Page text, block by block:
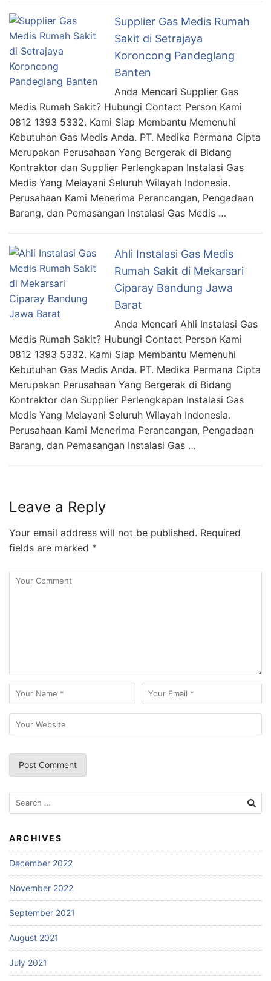
Supplier Gas Medis Rumah
Sakit di Setrajaya
Koroncong Pandeglang
Banten
Anda Mencari Supplier Gas
Medis Rumah Sakit? Hubungi Contact Person Kami
0812 1393 5332. Kami Siap Membantu Memenuhi
Kebutuhan Gas Medis Anda. PT. Medika Permana Cipta
Merupakan Perusahaan Yang Bergerak di Bidang
Kontraktor dan Supplier Perlengkapan Instalasi Gas
Medis Yang Melayani Seluruh Wilayah Indonesia.
Perusahaan Kami Menerima Perancangan, Pengadaan
Barang, dan Pemasangan Instalasi Gas Medis …
Ahli Instalasi Gas Medis
Rumah Sakit di Mekarsari
Ciparay Bandung Jawa
Barat
Anda Mencari Ahli Instalasi Gas
Medis Rumah Sakit? Hubungi Contact Person Kami
0812 1393 5332. Kami Siap Membantu Memenuhi
Kebutuhan Gas Medis Anda. PT. Medika Permana Cipta
Merupakan Perusahaan Yang Bergerak di Bidang
Kontraktor dan Supplier Perlengkapan Instalasi Gas
Medis Yang Melayani Seluruh Wilayah Indonesia.
Perusahaan Kami Menerima Perancangan, Pengadaan
Barang, dan Pemasangan Instalasi Gas …
Leave a Reply
Your email address will not be published. Required
fields are marked *
Search
for:
ARCHIVES
December 2022
November 2022
September 2021
August 2021
July 2021